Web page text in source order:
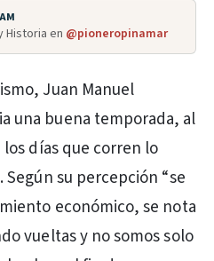
Historia en @pioneropinamar
Juan Manuel
una buena temporada, al
días que corren lo
su percepción “se
económico, se nota
vueltas y no somos solo